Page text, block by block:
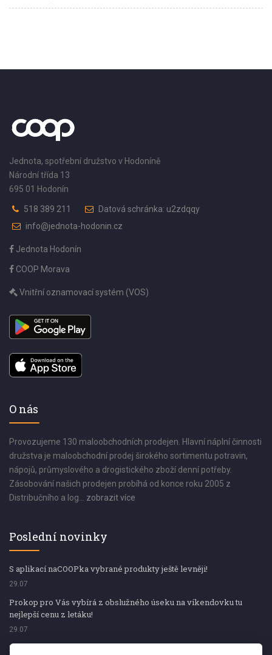
Jednota, spotřební družstvo v Hodoníně
Národní třída 13
695 01 Hodonín
518 389 211
Datová schránka: u2zdqqy
info@jednota-hodonin.cz
Jednota Hodonín
COOP Morava
Vnitřní oznamovací systém (VOS)
O nás
Provozujeme 130 maloobchodních prodejen. Hlavní náplní činnosti
družstva je maloobchodní prodej širokého sortimentu potravin,
nápojů, průmyslového a drogistického zboží denní potřeby.
Zásobování našich prodejen probíhá od konce roku 2005 z
Distribučního a log... zobrazit více
Poslední novinky
S aplikací naCOOPka vybrané produkty ještě levněji!
29.07
Prokop pro Vás vybírá z obslužného úseku na víkendovku tu
nejlepší cenu z letáku!
29.07
Prokop pro Vás vybírá z obslužného úseku na víkendovku tu